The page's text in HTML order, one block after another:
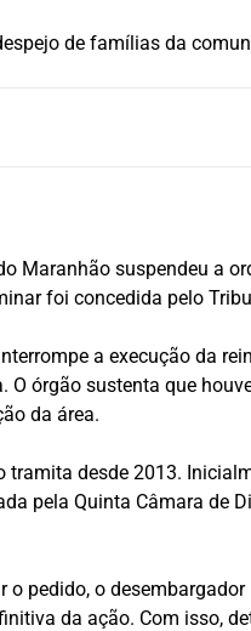
de famílias da
Maranhão suspendeu a
foi concedida pelo
a execução da
O órgão sustenta que
da área.
tramita desde 2013.
pela Quinta Câmara de
o pedido, o
da ação. Com isso,